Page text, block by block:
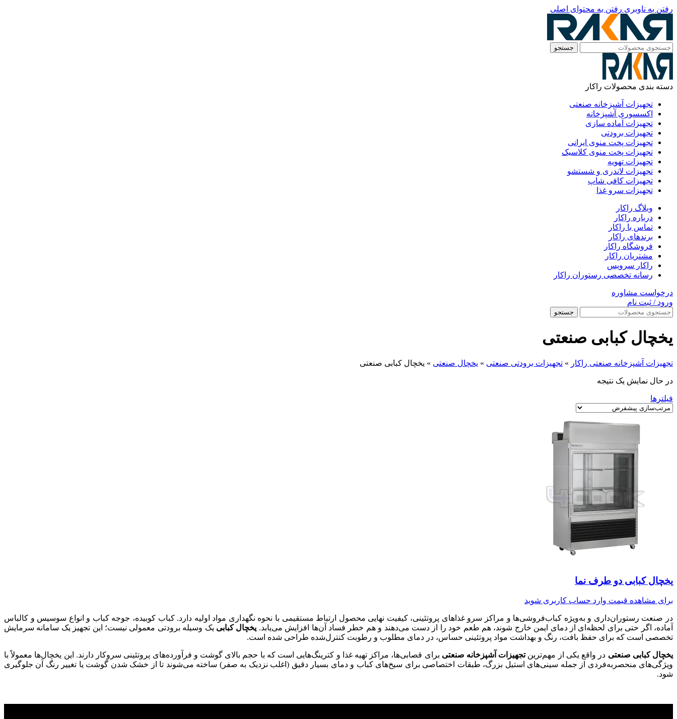
رفتن به ناوبری رفتن به محتوای اصلی
جستجو
دسته بندی محصولات راکار
تجهیزات آشپزخانه صنعتی
اکسسوری آشپزخانه
تجهیزات آماده سازی
تجهیزات برودتی
تجهیزات پخت منوی ایرانی
تجهیزات پخت منوی کلاسیک
تجهیزات تهویه
تجهیزات لاندری و شستشو
تجهیزات کافی شاپ
تجهیزات سرو غذا
وبلاگ راکار
درباره راکار
تماس با راکار
برندهای راکار
فروشگاه راکار
مشتریان راکار
راکار سرویس
رسانه تخصصی رستوران راکار
درخواست مشاوره
ورود / ثبت نام
جستجو
یخچال کبابی صنعتی
تجهیزات آشپزخانه صنعتی راکار » تجهیزات برودتی صنعتی » یخچال صنعتی » یخچال کبابی صنعتی
در حال نمایش یک نتیجه
فیلترها
یخچال کبابی دو طرف نما
برای مشاهده قیمت وارد حساب کاربری شوید
در صنعت رستوران‌داری و به‌ویژه کباب‌فروشی‌ها و مراکز سرو غذاهای پروتئینی، کیفیت نهایی محصول ارتباط مستقیمی با نحوه نگهداری مواد اولیه دارد. کباب کوبیده، جوجه کباب و انواع سوسیس و کالباس
آماده، اگر حتی برای لحظه‌ای از دمای ایمن خارج شوند، هم طعم خود را از دست می‌دهند و هم خطر فساد آن‌ها افزایش می‌یابد. یخچال کبابی یک وسیله برودتی معمولی نیست؛ این تجهیز یک سامانه سرمایش
تخصصی است که برای حفظ بافت، رنگ و بهداشت مواد پروتئینی حساس، در دمای مطلوب و رطوبت کنترل‌شده طراحی شده است.
یخچال کبابی صنعتی در واقع یکی از مهم‌ترینتجهیزات آشپزخانه صنعتی برای قصابی‌ها، مراکز تهیه غذا و کترینگ‌هایی است که با حجم بالای گوشت و فرآورده‌های پروتئینی سروکار دارند. این یخچال‌ها معمولاً با
ویژگی‌های منحصربه‌فردی از جمله سینی‌های استیل بزرگ، طبقات اختصاصی برای سیخ‌های کباب و دمای بسیار دقیق (اغلب نزدیک به صفر) ساخته می‌شوند تا از خشک شدن گوشت یا تغییر رنگ آن جلوگیری
شود.